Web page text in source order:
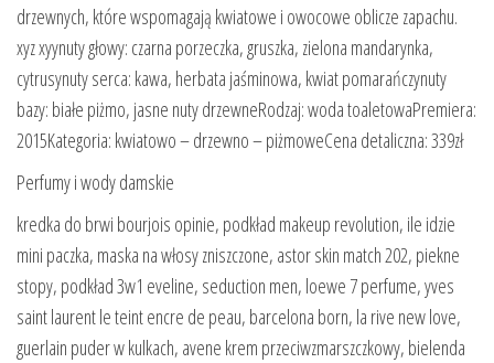
drzewnych, które wspomagają kwiatowe i owocowe oblicze zapachu.
xyz xyynuty głowy: czarna porzeczka, gruszka, zielona mandarynka,
cytrusynuty serca: kawa, herbata jaśminowa, kwiat pomarańczynuty
bazy: białe piżmo, jasne nuty drzewneRodzaj: woda toaletowaPremiera:
2015Kategoria: kwiatowo – drzewno – piżmoweCena detaliczna: 339zł
Perfumy i wody damskie
kredka do brwi bourjois opinie, podkład makeup revolution, ile idzie
mini paczka, maska na włosy zniszczone, astor skin match 202, piekne
stopy, podkład 3w1 eveline, seduction men, loewe 7 perfume, yves
saint laurent le teint encre de peau, barcelona born, la rive new love,
guerlain puder w kulkach, avene krem przeciwzmarszczkowy, bielenda